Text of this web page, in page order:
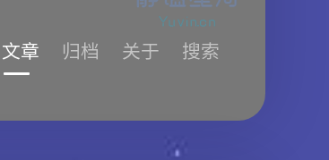
文章 归档 关于 搜索